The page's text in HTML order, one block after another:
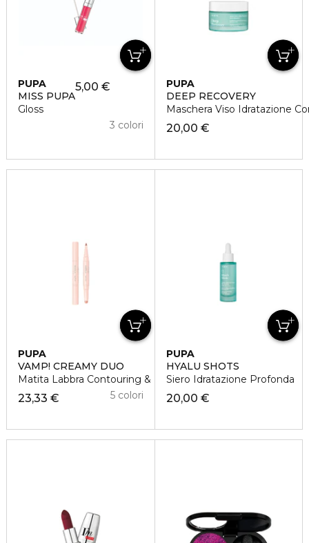
PUPA
MISS PUPA
Gloss
5,00 €
3 colori
PUPA
DEEP RECOVERY
Maschera Viso Idratazione
20,00 €
PUPA
VAMP! CREAMY DUO
Matita Labbra Contouring & Rossetto Brillante
23,33 € 5 colori
PUPA
HYALU SHOTS
Siero Idratazione Profonda
20,00 €